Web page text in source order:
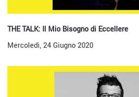
THE TALK: Il Mio Bisogno di Eccellere
Mercoledì, 24 Giugno 2020